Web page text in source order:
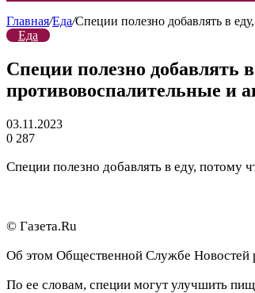
Главная/Еда/Специи полезно добавлять в
Еда
Специи полезно добавлять
противовоспалительные и
03.11.2023
0 287
Специи полезно добавлять в еду, потому
© Газета.Ru
Об этом Общественной Службе Новостей
По ее словам, специи могут улучшить